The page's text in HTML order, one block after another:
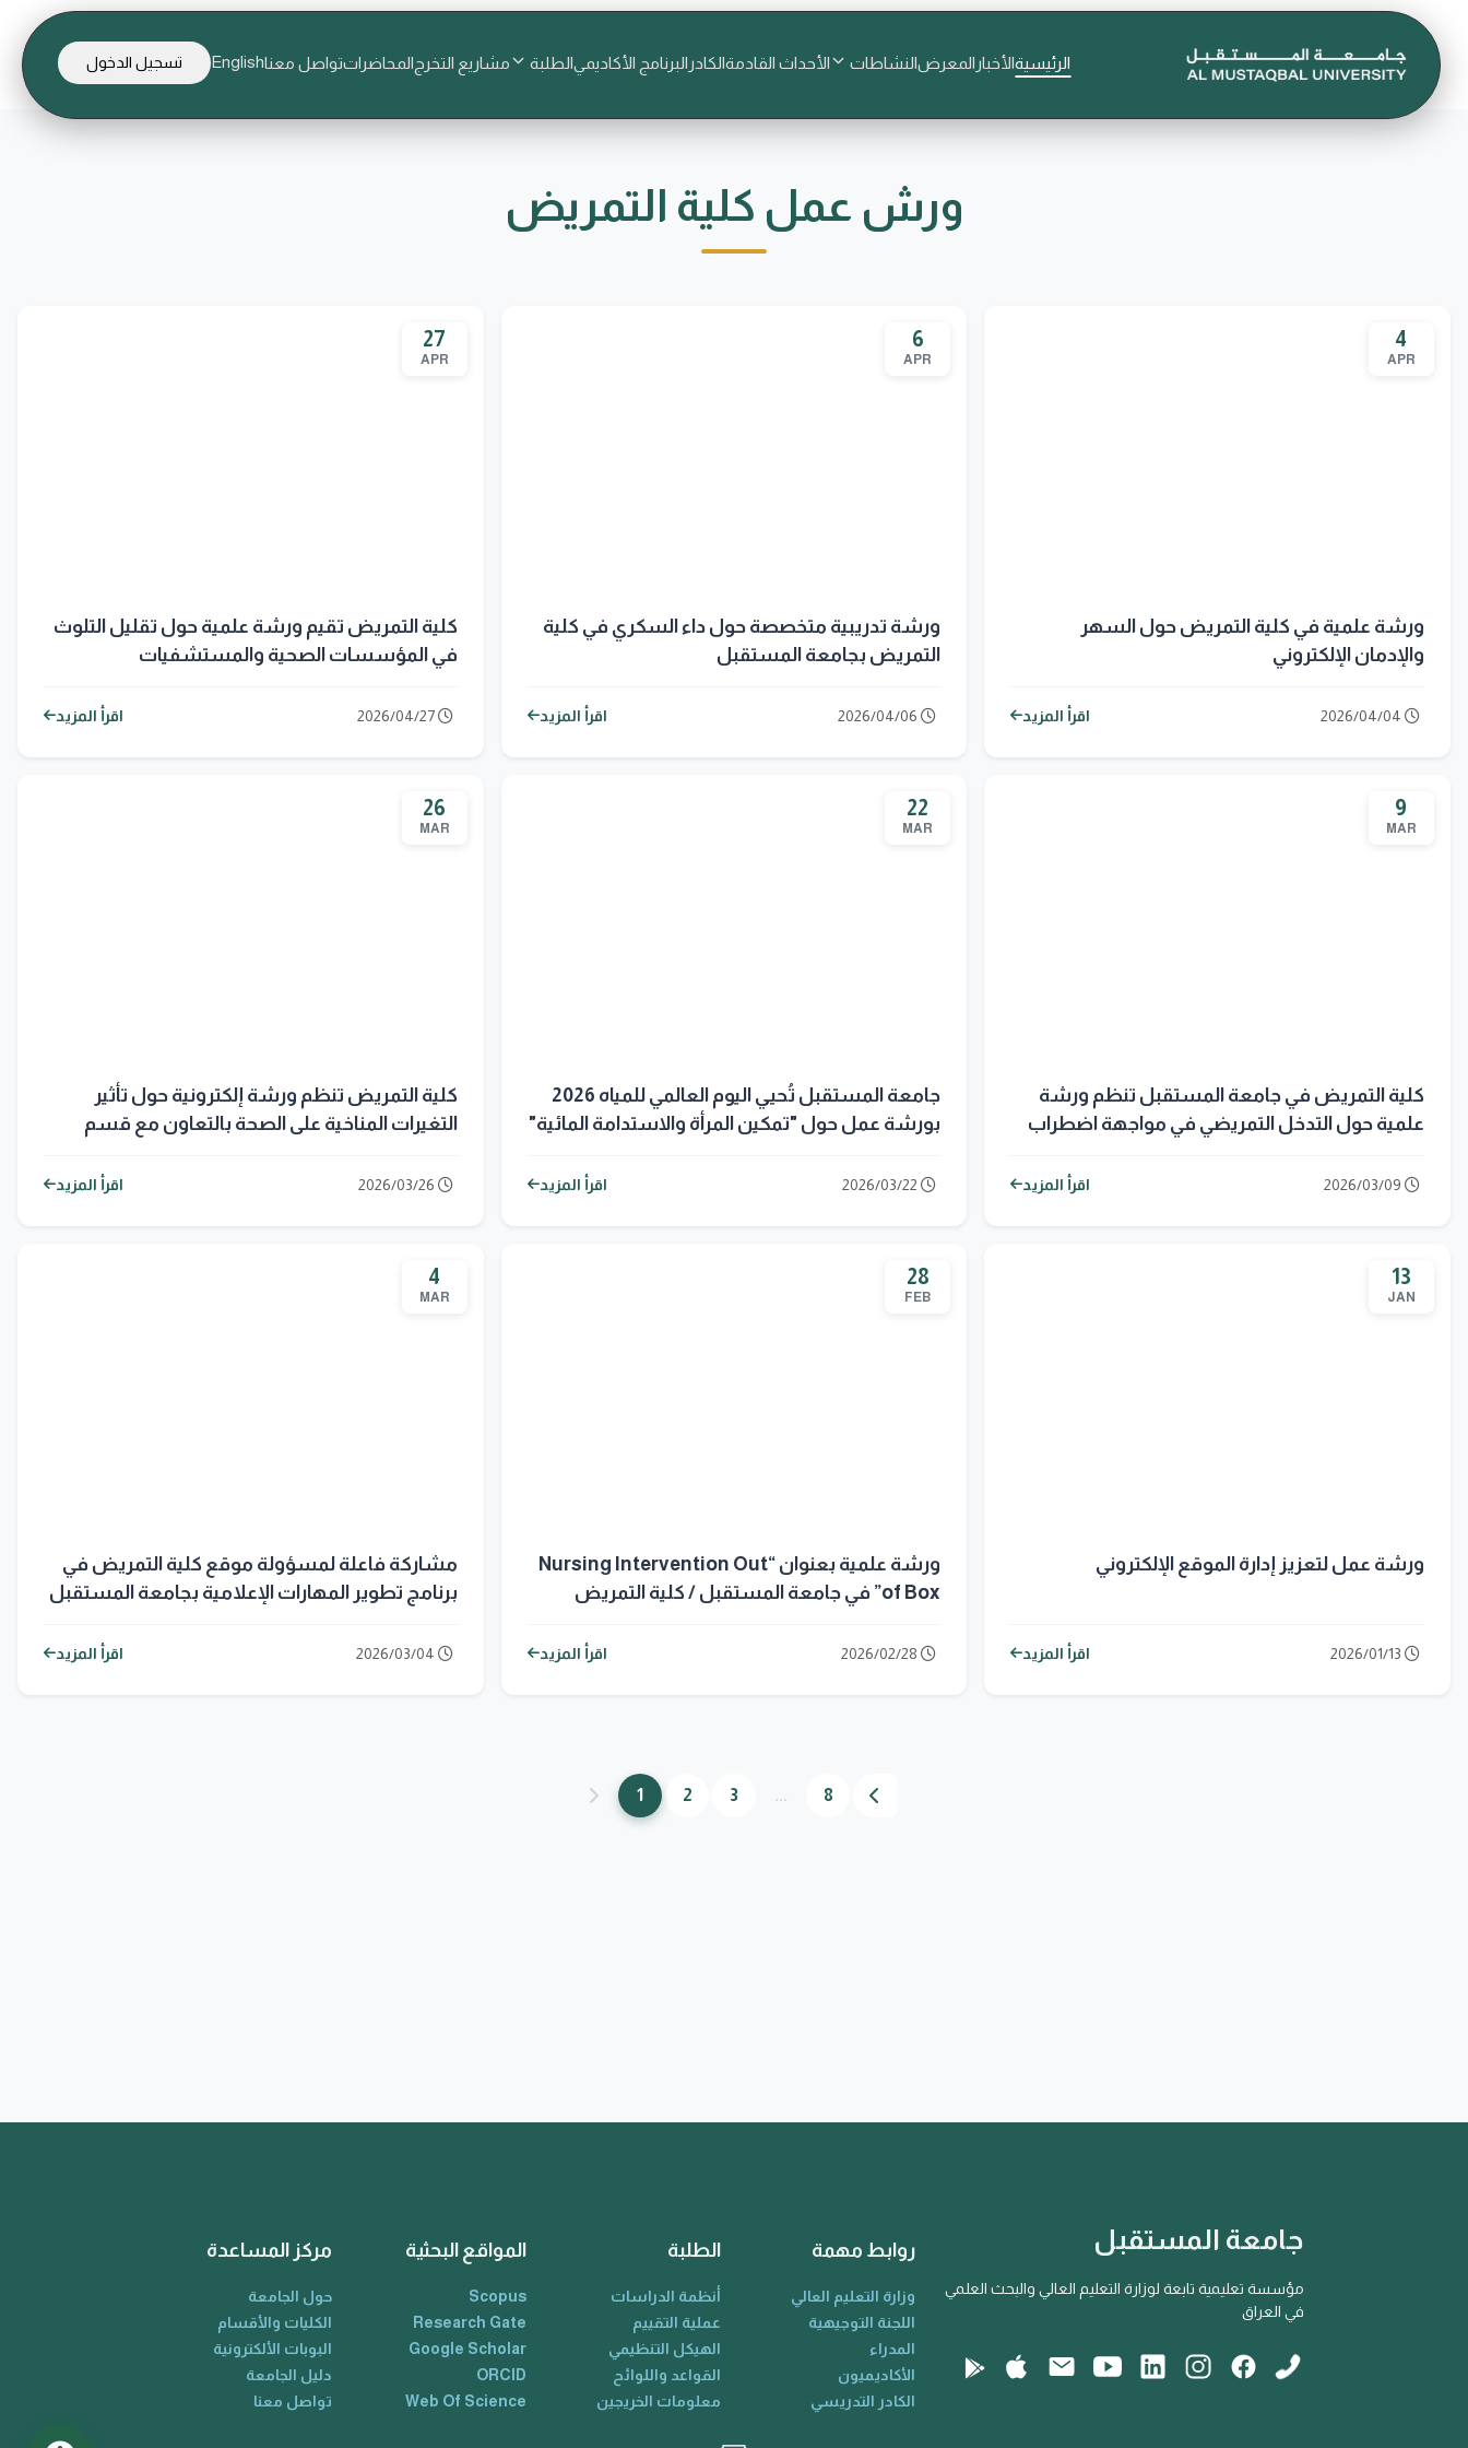
الرئيسيةالأخبار المعرضالنشاطات الأحداث القادمةالكادر البرنامج الأكاديميالطلبة مشاريع التخرجالمحاضراتتواصل معناEnglish تسجيل الدخول
ورش عمل كلية التمريض
27
APR
كلية التمريض تقيم ورشة علمية حول تقليل التلوث
في المؤسسات الصحية والمستشفيات
2026/04/27 اقرأ المزيد
6
APR
ورشة تدريبية متخصصة حول داء السكري في كلية
التمريض بجامعة المستقبل
2026/04/06 اقرأ المزيد
4
APR
ورشة علمية في كلية التمريض حول السهر
والإدمان الإلكتروني
اقرأ المزيد
26
MAR
كلية التمريض تنظم ورشة إلكترونية حول تأثير
التغيرات المناخية على الصحة بالتعاون مع قسم
اقرأ المزيد
22
MAR
جامعة المستقبل تُحيي اليوم العالمي للمياه 2026
بورشة عمل حول "تمكين المرأة والاستدامة المائية"
2026/03/22 اقرأ المزيد
9
MAR
كلية التمريض في جامعة المستقبل تنظم ورشة
علمية حول التدخل التمريضي في مواجهة اضطراب
اقرأ المزيد
4
MAR
مشاركة فاعلة لمسؤولة موقع كلية التمريض في
برنامج تطوير المهارات الإعلامية بجامعة المستقبل
اقرأ المزيد
28
FEB
ورشة علمية بعنوان “Nursing Intervention Out
of Box” في جامعة المستقبل / كلية التمريض
2026/02/28 اقرأ المزيد
13
JAN
ورشة عمل لتعزيز إدارة الموقع الإلكتروني
اقرأ المزيد
1 2 3 ... 8
جامعة المستقبل
مؤسسة تعليمية تابعة لوزارة التعليم العالي والبحث العلمي
في العراق
روابط مهمة
وزارة التعليم العالي
اللجنة التوجيهية
المدراء
الأكاديميون
الكادر التدريسي
الطلبة
أنظمة الدراسات
عملية التقييم
الهيكل التنظيمي
القواعد واللوائح
معلومات الخريجين
المواقع البحثية
Scopus
Research Gate
Google Scholar
ORCID
Web Of Science
مركز المساعدة
حول الجامعة
الكليات والأقسام
البوبات الألكترونية
دليل الجامعة
تواصل معنا